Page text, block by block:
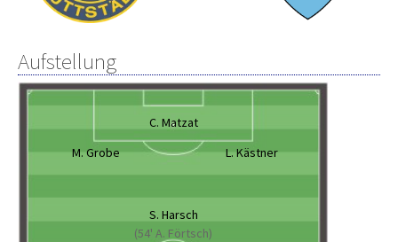
Aufstellung
C. Matzat
M. Grobe
L. Kästner
S. Harsch
(54' A. Förtsch)